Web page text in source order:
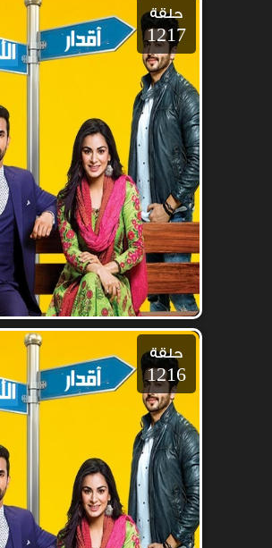
حلقة
1217
حلقة
1216